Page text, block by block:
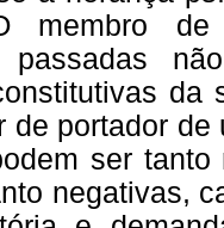
membro
passadas
da
de portador
ser
negativas,